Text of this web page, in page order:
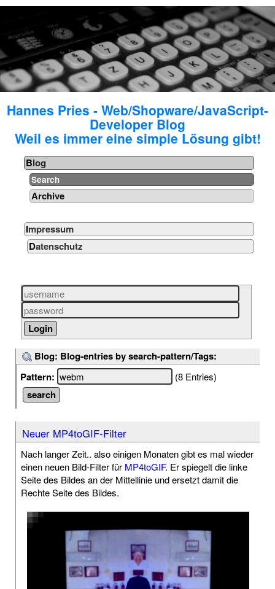
Hannes Pries - Web/Shopware/JavaScript-
Developer Blog
Weil es immer eine simple Lösung gibt!
Blog
Search
Archive
Impressum
Datenschutz
Blog: Blog-entries by search-pattern/Tags:
Pattern:
(8 Entries)
Neuer MP4toGIF-Filter
Nach langer Zeit.. also einigen Monaten gibt es mal wieder
einen neuen Bild-Filter für MP4toGIF. Er spiegelt die linke
Seite des Bildes an der Mittellinie und ersetzt damit die
Rechte Seite des Bildes.